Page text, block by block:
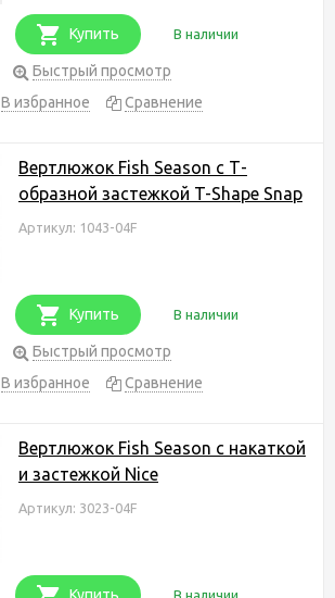
Купить В наличии
Быстрый просмотр
В избранное
Сравнение
Вертлюжок Fish Season с Т-
образной застежкой T-Shape Snap
Артикул: 1043-04F
Купить В наличии
Быстрый просмотр
В избранное
Сравнение
Вертлюжок Fish Season с накаткой
и застежкой Nice
Артикул: 3023-04F
Купить В наличии